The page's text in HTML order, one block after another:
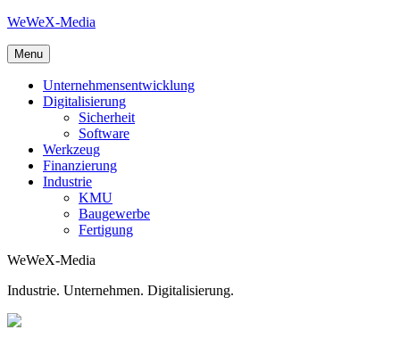
Skip
content
WeWeX-Media
Menu
Unternehmensentwicklung
Digitalisierung
Sicherheit
Software
Werkzeug
Finanzierung
Industrie
KMU
Baugewerbe
Fertigung
WeWeX-Media
Industrie. Unternehmen. Digitalisierung.